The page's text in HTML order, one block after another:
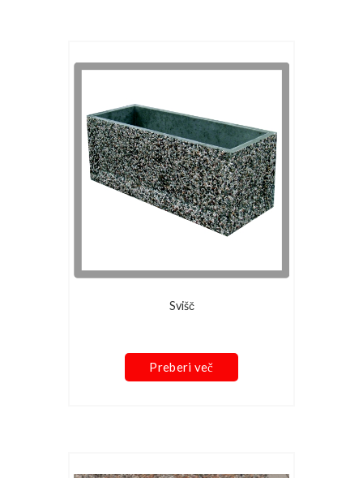
Svišč
Preberi več